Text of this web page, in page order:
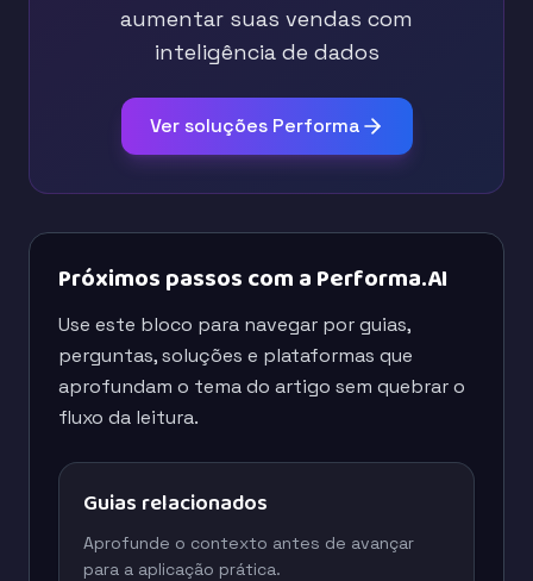
aumentar suas vendas com
inteligência de dados
Ver soluções Performa
Próximos passos com a Performa.AI
Use este bloco para navegar por guias,
perguntas, soluções e plataformas que
aprofundam o tema do artigo sem quebrar o
fluxo da leitura.
Guias relacionados
Aprofunde o contexto antes de avançar
para a aplicação prática.